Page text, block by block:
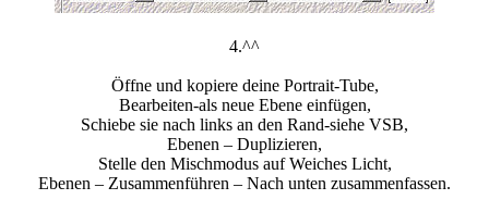
4.^^
Öffne und kopiere deine Portrait-Tube,
Bearbeiten-als neue Ebene einfügen,
Schiebe sie nach links an den Rand-siehe VSB,
Ebenen – Duplizieren,
Stelle den Mischmodus auf Weiches Licht,
Ebenen – Zusammenführen – Nach unten zusammenfassen.